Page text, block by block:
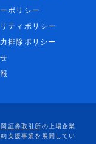
ポリシー
ティポリシー
排除ポリシー